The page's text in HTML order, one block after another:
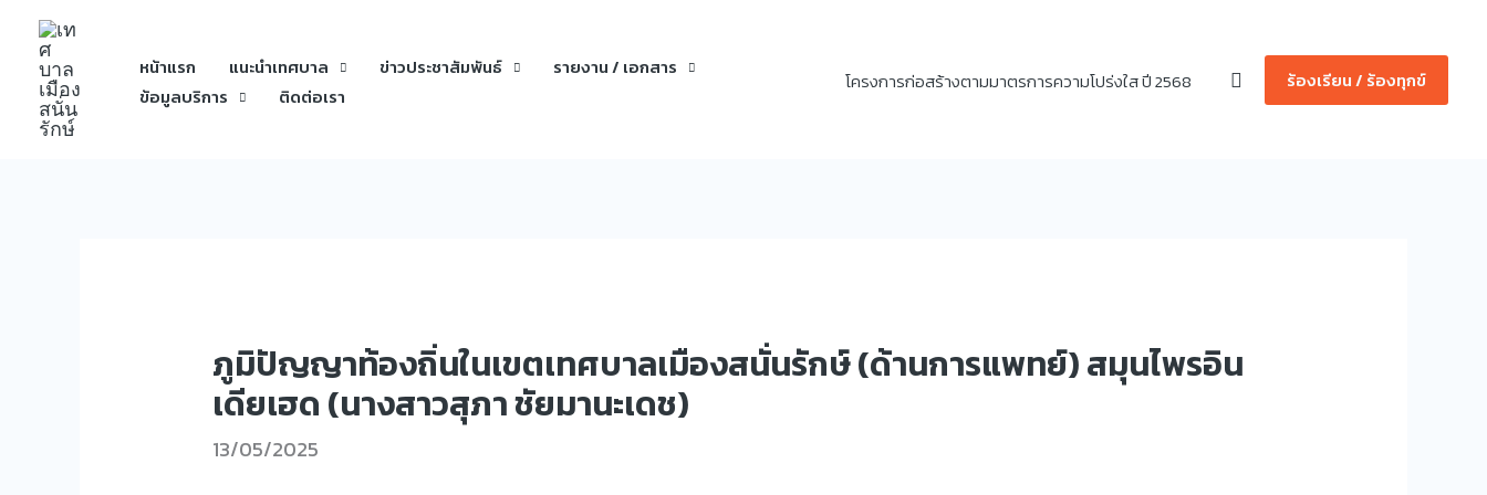
content
หน้าแรก แนะนำเทศบาล ข่าวประชาสัมพันธ์
รายงาน / เอกสาร
ข้อมูลบริการ
ติดต่อเรา
โครงการก่อสร้างตามมาตรการความโปร่งใส ปี 2568 Searchร้องเรียน / ร้องทุกข์
ภูมิปัญญาท้องถิ่นในเขตเทศบาลเมืองสนั่นรักษ์ (ด้านการแพทย์) สมุนไพรอิน
เดียเฮด (นางสาวสุภา ชัยมานะเดช)
13/05/2025